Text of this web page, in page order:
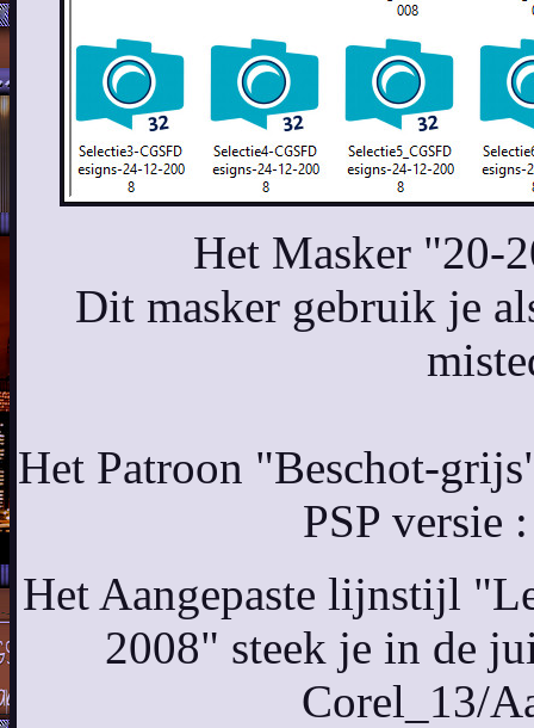
Het Masker "20-
Dit masker gebruik je
Het Patroon "Beschot-
PSP versie
Het Aangepaste lijnstijl
2008" steek je in de
Corel_13/